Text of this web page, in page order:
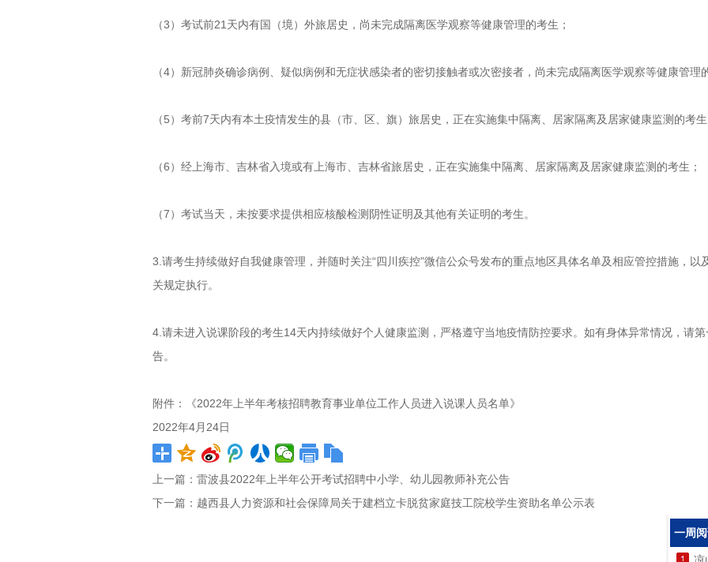
（3）考试前21天内有国（境）外旅居史，尚未完成隔离医学观察等健康管理的考生；
（4）新冠肺炎确诊病例、疑似病例和无症状感染者的密切接触者或次密接者，尚未完成隔离医学观察等健康管理
（5）考前7天内有本土疫情发生的县（市、区、旗）旅居史，正在实施集中隔离、居家隔离及居家健康监测的考生
（6）经上海市、吉林省入境或有上海市、吉林省旅居史，正在实施集中隔离、居家隔离及居家健康监测的考生；
（7）考试当天，未按要求提供相应核酸检测阴性证明及其他有关证明的考生。
3.请考生持续做好自我健康管理，并随时关注“四川疾控”微信公众号发布的重点地区具体名单及相应管控措施，
关规定执行。
4.请未进入说课阶段的考生14天内持续做好个人健康监测，严格遵守当地疫情防控要求。如有身体异常情况，请
告。
附件：《2022年上半年考核招聘教育事业单位工作人员进入说课人员名单》
2022年4月24日
上一篇： 雷波县2022年上半年公开考试招聘中小学、幼儿园教师补充公告
下一篇： 越西县人力资源和社会保障局关于建档立卡脱贫家庭技工院校学生资助名单公示表
一周
凉